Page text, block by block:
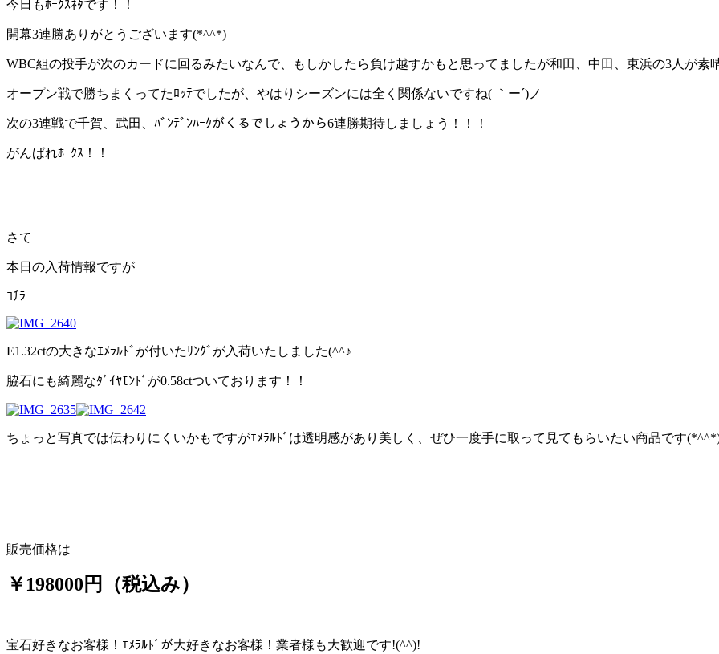
今日もﾎｰｸｽﾈﾀです！！
開幕3連勝ありがとうございます(*^^*)
WBC組の投手が次のカードに回るみたいなんで、もしかしたら負け越すかもと思ってましたが和田、中田、東浜の3人が素
オープン戦で勝ちまくってたﾛｯﾃでしたが、やはりシーズンには全く関係ないですね( ｀ー´)ノ
次の3連戦で千賀、武田、ﾊﾞﾝﾃﾞﾝﾊｰｸがくるでしょうから6連勝期待しましょう！！！
がんばれﾎｰｸｽ！！
さて
本日の入荷情報ですが
ｺﾁﾗ
E1.32ctの大きなｴﾒﾗﾙﾄﾞが付いたﾘﾝｸﾞが入荷いたしました(^^♪
脇石にも綺麗なﾀﾞｲﾔﾓﾝﾄﾞが0.58ctついております！！
ちょっと写真では伝わりにくいかもですがｴﾒﾗﾙﾄﾞは透明感があり美しく、ぜひ一度手に取って見てもらいたい商品です
販売価格は
￥198000円（税込み）
宝石好きなお客様！ｴﾒﾗﾙﾄﾞが大好きなお客様！業者様も大歓迎です!(^^)!